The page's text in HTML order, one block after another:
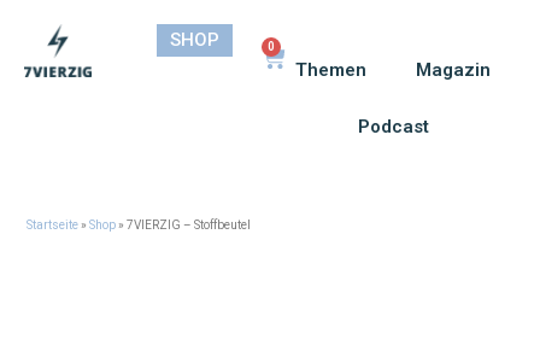
SHOP 0
Themen Magazin
Podcast
Startseite»Shop»7VIERZIG – Stoffbeutel